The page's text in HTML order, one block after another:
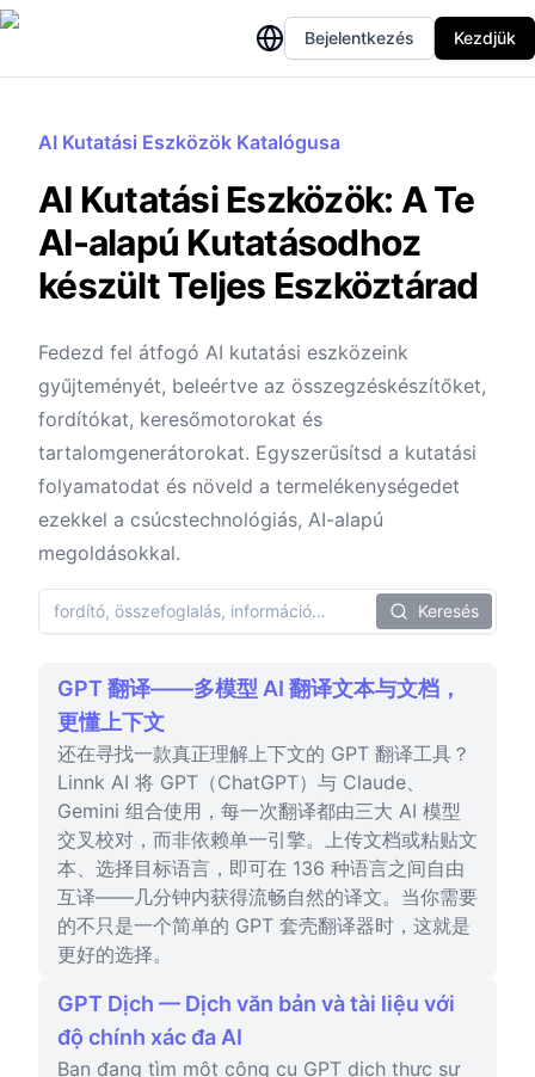
Bejelentkezés Kezdjük
AI Kutatási Eszközök Katalógusa
AI Kutatási Eszközök: A Te
AI-alapú Kutatásodhoz
készült Teljes Eszköztárad
Fedezd fel átfogó AI kutatási eszközeink
gyűjteményét, beleértve az összegzéskészítőket,
fordítókat, keresőmotorokat és
tartalomgenerátorokat. Egyszerűsítsd a kutatási
folyamatodat és növeld a termelékenységedet
ezekkel a csúcstechnológiás, AI-alapú
megoldásokkal.
Keresés
GPT 翻译——多模型 AI 翻译文本与文档，
更懂上下文
还在寻找一款真正理解上下文的 GPT 翻译工具？
Linnk AI 将 GPT（ChatGPT）与 Claude、
Gemini 组合使用，每一次翻译都由三大 AI 模型
交叉校对，而非依赖单一引擎。上传文档或粘贴文
本、选择目标语言，即可在 136 种语言之间自由
互译——几分钟内获得流畅自然的译文。当你需要
的不只是一个简单的 GPT 套壳翻译器时，这就是
更好的选择。
GPT Dịch — Dịch văn bản và tài liệu với
độ chính xác đa AI
Bạn đang tìm một công cụ GPT dịch thực sự